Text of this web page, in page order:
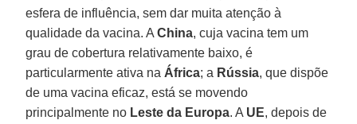
esfera de influência, sem dar muita atenção à
qualidade da vacina. AChina, cuja vacina tem um
grau de cobertura relativamente baixo, é
particularmente ativa na África; a Rússia, que dispõe
de uma vacina eficaz, está se movendo
principalmente no Leste da Europa. A UE, depois de